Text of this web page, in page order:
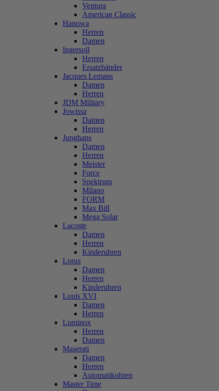
Ventura
American Classic
Hanowa
Herren
Damen
Ingersoll
Herren
Ersatzbänder
Jacques Lemans
Damen
Herren
JDM Military
Jowissa
Damen
Herren
Junghans
Damen
Herren
Meister
Force
Spektrum
Milano
FORM
Max Bill
Mega Solar
Lacoste
Damen
Herren
Kinderuhren
Lorus
Damen
Herren
Kinderuhren
Louis XVI
Damen
Herren
Luminox
Herren
Damen
Maserati
Damen
Herren
Automatikuhren
Master Time